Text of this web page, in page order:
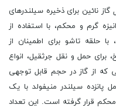
نائین برای ذخیره سیلندرهای
گرم و محکم، با استفاده از
حلقه تاشو برای اطمینان از
حمل و نقل جرثقیل، انواع
که از گاز در حجم قابل توجهی
پانزده سیلندر منیفولد با یک
قرار گرفته است. این تعداد